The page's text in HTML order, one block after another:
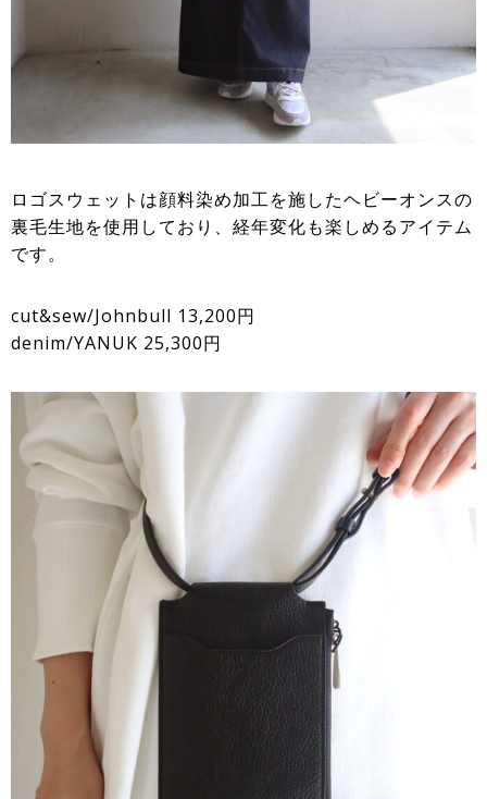
ロゴスウェットは顔料染め加工を施したヘビーオンスの
裏毛生地を使用しており、経年変化も楽しめるアイテム
です。
cut&sew/Johnbull 13,200円
denim/YANUK 25,300円